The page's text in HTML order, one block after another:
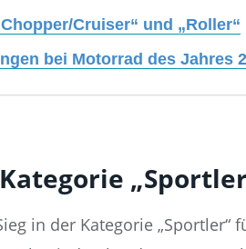
Cruiser“ und „Roller“
bei Motorrad des Jahres
in der Kategorie „Sportler“